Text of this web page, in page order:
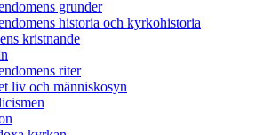
grunder
historia och kyrkohistoria
kristnande
riter
liv och människosyn